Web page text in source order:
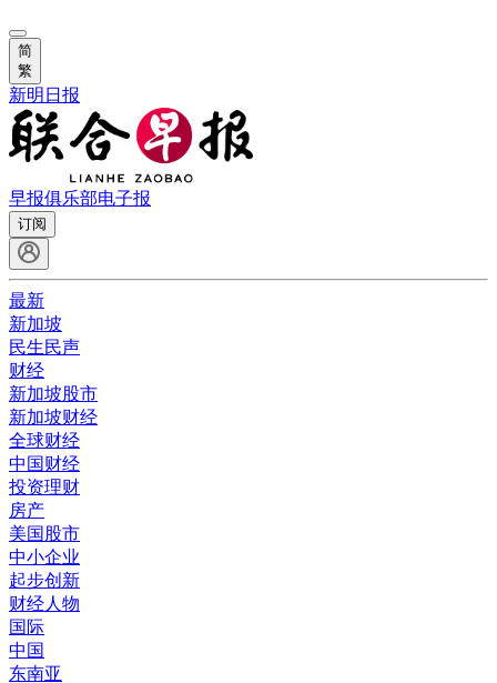
简
繁
新明日报
早报俱乐部电子报
订阅
最新
新加坡
民生民声
财经
新加坡股市
新加坡财经
全球财经
中国财经
投资理财
房产
美国股市
中小企业
起步创新
财经人物
国际
中国
东南亚